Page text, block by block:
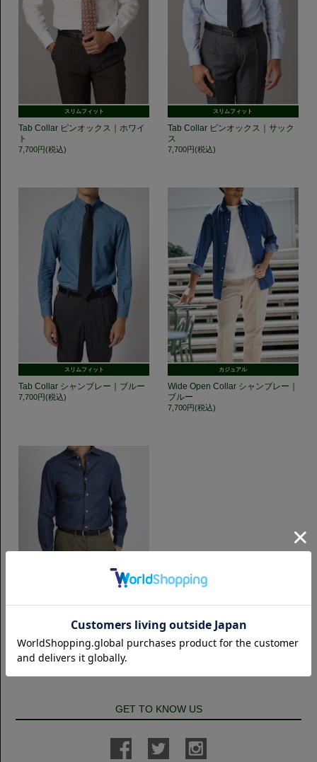
スリムフィット
Tab Collar ピンオックス｜ホワイ
ト
7,700円(税込)
スリムフィット
Tab Collar ピンオックス｜サック
ス
7,700円(税込)
スリムフィット
Tab Collar シャンブレー｜ブルー
7,700円(税込)
カジュアル
Wide Open Collar シャンブレー｜
ブルー
7,700円(税込)
カジュアル
Wide Open Collar シャンブレー｜
ダークブルー
GET TO KNOW US